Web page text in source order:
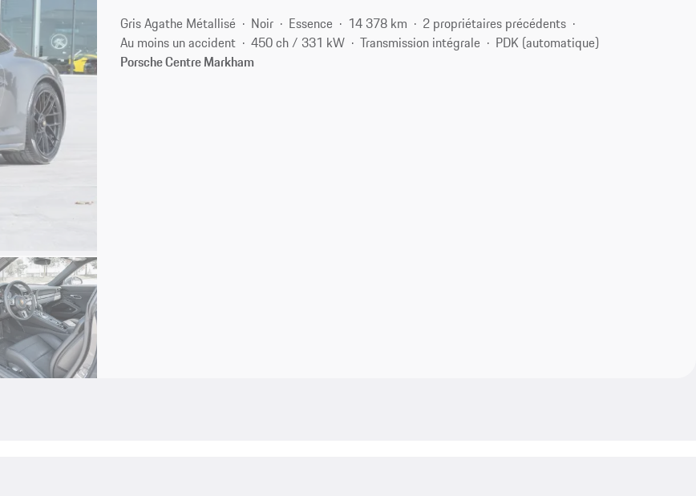
Gris Agathe Métallisé Noir Essence 14 378 km
2 propriétaires précédents
Au moins un accident
450 ch / 331 kW Transmission intégrale
PDK (automatique)
Porsche Centre Markham